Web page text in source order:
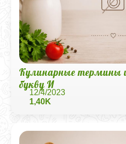
Кулинарные термины
букву И
12/4/2023
1,40K